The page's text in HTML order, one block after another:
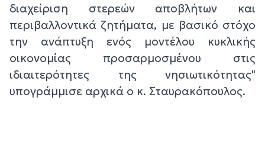
διαχείριση στερεών αποβλήτων και
περιβαλλοντικά ζητήματα, με βασικό στόχο
την ανάπτυξη ενός μοντέλου κυκλικής
οικονομίας προσαρμοσμένου στις
ιδιαιτερότητες της νησιωτικότητας"
υπογράμμισε αρχικά ο κ. Σταυρακόπουλος.